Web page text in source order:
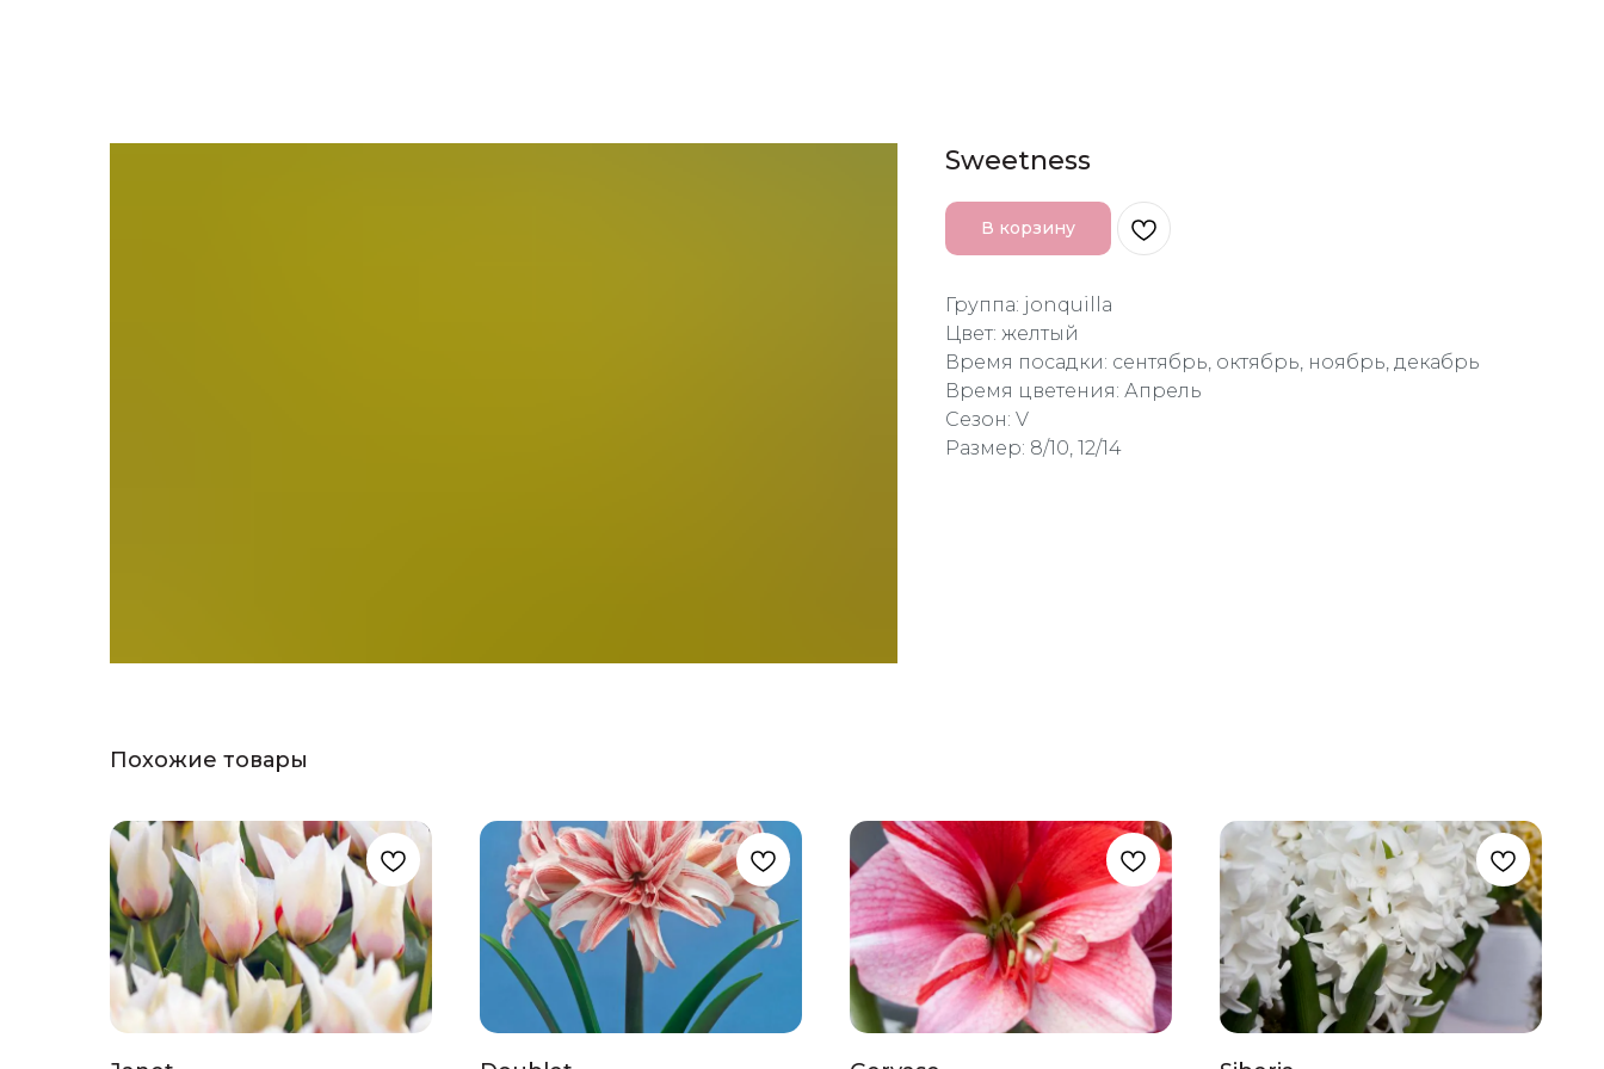
Sweetness
В корзину
Группа: jonquilla
Цвет: желтый
Время посадки: сентябрь, октябрь, ноябрь, декабрь
Время цветения: Апрель
Сезон: V
Размер: 8/10, 12/14
Похожие товары